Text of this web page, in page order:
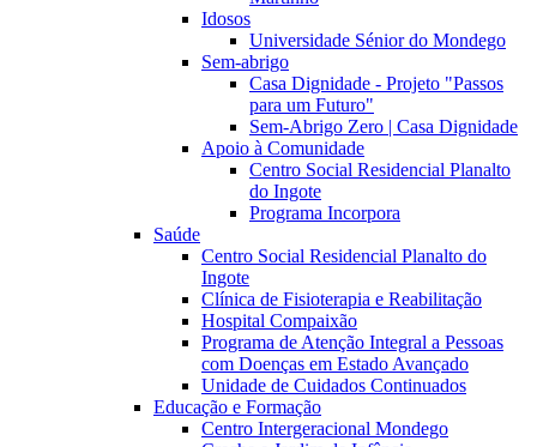
Idosos
Universidade Sénior do Mondego
Sem-abrigo
Casa Dignidade - Projeto "Passos
para um Futuro"
Sem-Abrigo Zero | Casa Dignidade
Apoio à Comunidade
Centro Social Residencial Planalto
do Ingote
Programa Incorpora
Saúde
Centro Social Residencial Planalto do
Ingote
Clínica de Fisioterapia e Reabilitação
Hospital Compaixão
Programa de Atenção Integral a Pessoas
com Doenças em Estado Avançado
Unidade de Cuidados Continuados
Educação e Formação
Centro Intergeracional Mondego